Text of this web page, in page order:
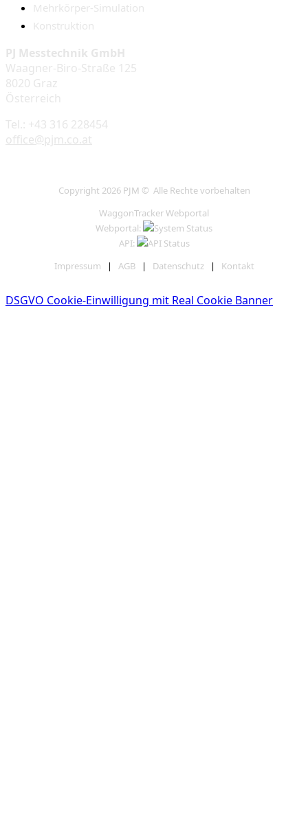
Mehrkörper-Simulation
Konstruktion
PJ Messtechnik GmbH
Waagner-Biro-Straße 125
8020 Graz
Österreich
Tel.: +43 316 228454
office@pjm.co.at
Copyright 2026 PJM © Alle Rechte vorbehalten
WaggonTracker Webportal
Webportal:
API:
Impressum | AGB| Datenschutz| Kontakt
DSGVO Cookie-Einwilligung mit Real Cookie Banner